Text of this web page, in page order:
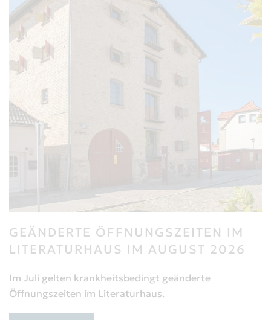
GEÄNDERTE ÖFFNUNGSZEITEN IM
LITERATURHAUS IM AUGUST 2026
Im Juli gelten krankheitsbedingt geänderte
Öffnungszeiten im Literaturhaus.